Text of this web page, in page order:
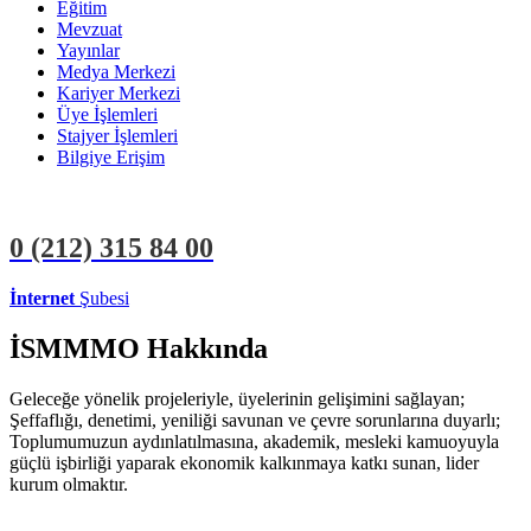
Eğitim
Mevzuat
Yayınlar
Medya Merkezi
Kariyer Merkezi
Üye İşlemleri
Stajyer İşlemleri
Bilgiye Erişim
0 (212) 315 84 00
İnternet Şubesi
İSMMMO Hakkında
Geleceğe yönelik projeleriyle, üyelerinin gelişimini sağlayan;
Şeffaflığı, denetimi, yeniliği savunan ve çevre sorunlarına duyarlı;
Toplumumuzun aydınlatılmasına, akademik, mesleki kamuoyuyla
güçlü işbirliği yaparak ekonomik kalkınmaya katkı sunan, lider
kurum olmaktır.